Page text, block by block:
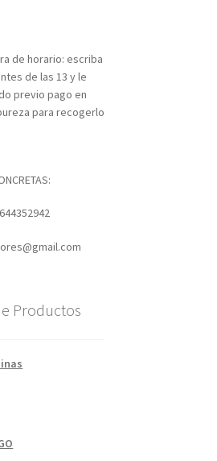
de horario: escriba
de las 13 y le
previo pago en
para recogerlo
Productos